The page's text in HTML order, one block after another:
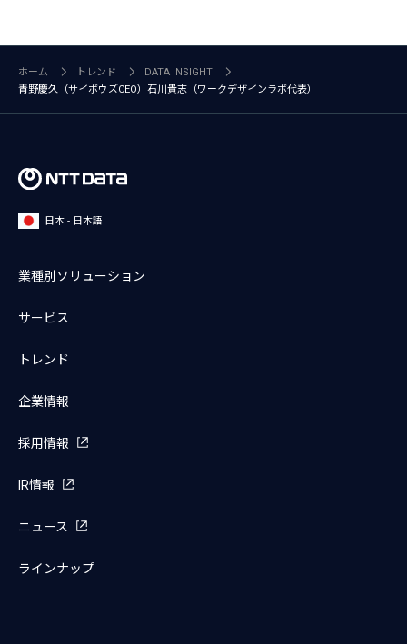
ホーム トレンド
DATA INSIGHT
青野慶久（サイボウズCEO）石川貴志（ワークデザインラボ代表）
日本 - 日本語
業種別ソリューション
サービス
トレンド
企業情報
採用情報
IR情報
ニュース
ラインナップ